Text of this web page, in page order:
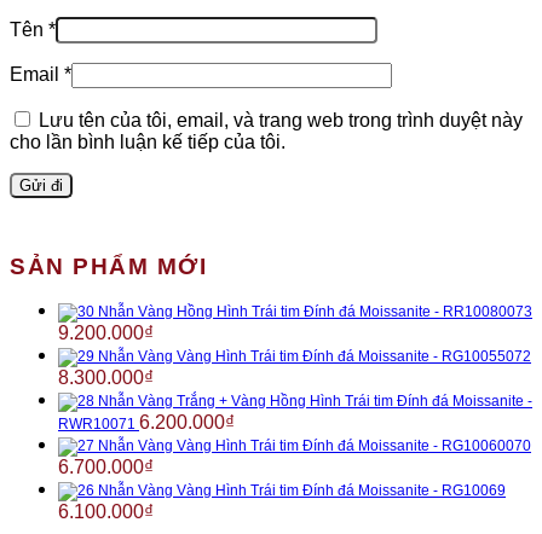
Tên *
Email *
Lưu tên của tôi, email, và trang web trong trình duyệt này
cho lần bình luận kế tiếp của tôi.
SẢN PHẨM MỚI
Nhẫn Vàng Hồng Hình Trái tim Đính đá Moissanite - RR10080073
9.200.000₫
Nhẫn Vàng Vàng Hình Trái tim Đính đá Moissanite - RG10055072
8.300.000₫
Nhẫn Vàng Trắng + Vàng Hồng Hình Trái tim Đính đá Moissanite -
RWR10071 6.200.000₫
Nhẫn Vàng Vàng Hình Trái tim Đính đá Moissanite - RG10060070
6.700.000₫
Nhẫn Vàng Vàng Hình Trái tim Đính đá Moissanite - RG10069
6.100.000₫